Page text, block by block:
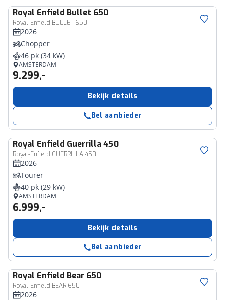
Royal Enfield Bullet 650
Royal-Enfield BULLET 650
2026
Chopper
46 pk (34 kW)
AMSTERDAM
9.299,-
Bekijk details
Bel aanbieder
Royal Enfield Guerrilla 450
Royal-Enfield GUERRILLA 450
2026
Tourer
40 pk (29 kW)
AMSTERDAM
6.999,-
Bekijk details
Bel aanbieder
Royal Enfield Bear 650
Royal-Enfield BEAR 650
2026